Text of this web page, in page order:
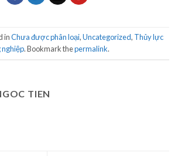
inChưa được phân loại,Uncategorized, Thủy lực
nghiệp. Bookmark thepermalink.
TIEN